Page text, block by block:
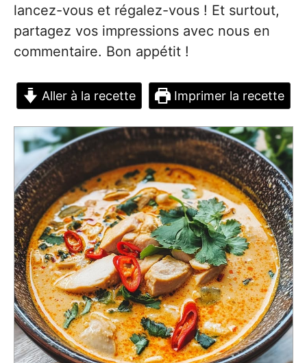
lancez-vous et régalez-vous ! Et surtout,
partagez vos impressions avec nous en
commentaire. Bon appétit !
Aller à la recette Imprimer la recette